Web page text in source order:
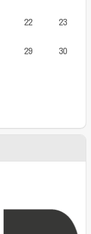
22 23
29 30